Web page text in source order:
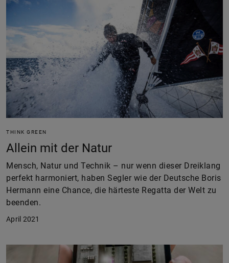
THINK GREEN
Allein mit der Natur
Mensch, Natur und Technik – nur wenn dieser Dreiklang
perfekt harmoniert, haben Segler wie der Deutsche Boris
Hermann eine Chance, die härteste Regatta der Welt zu
beenden.
April 2021